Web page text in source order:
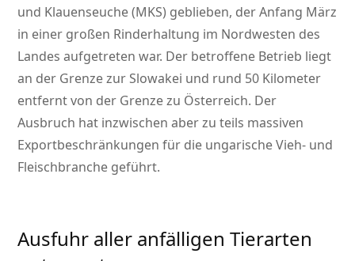
und Klauenseuche (MKS) geblieben, der Anfang März
in einer großen Rinderhaltung im Nordwesten des
Landes aufgetreten war. Der betroffene Betrieb liegt
an der Grenze zur Slowakei und rund 50 Kilometer
entfernt von der Grenze zu Österreich. Der
Ausbruch hat inzwischen aber zu teils massiven
Exportbeschränkungen für die ungarische Vieh- und
Fleischbranche geführt.
Ausfuhr aller anfälligen Tierarten